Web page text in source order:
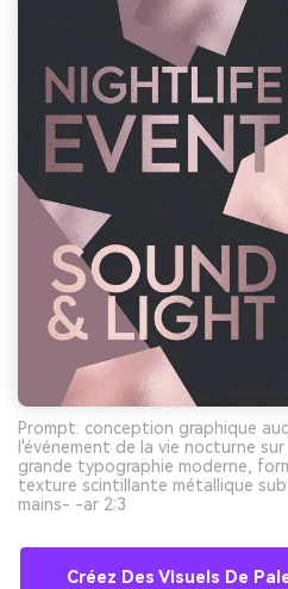
Prompt: conception graphique
l'événement de la vie nocturne
grande typographie moderne,
texture scintillante métallique
mains- -ar 2:3
Créez Des Visuels De